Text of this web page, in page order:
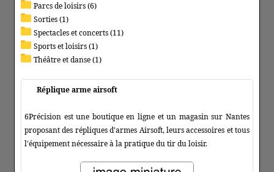
Parcs de loisirs (6)
Sorties (1)
Spectacles et concerts (11)
Sports et loisirs (1)
Théâtre et danse (1)
Réplique arme airsoft
6Précision est une boutique en ligne et un magasin sur Nantes
proposant des répliques d'armes Airsoft, leurs accessoires et tous
l'équipement nécessaire à la pratique du tir du loisir.